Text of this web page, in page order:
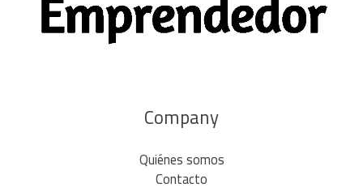
Company
Quiénes somos
Contacto